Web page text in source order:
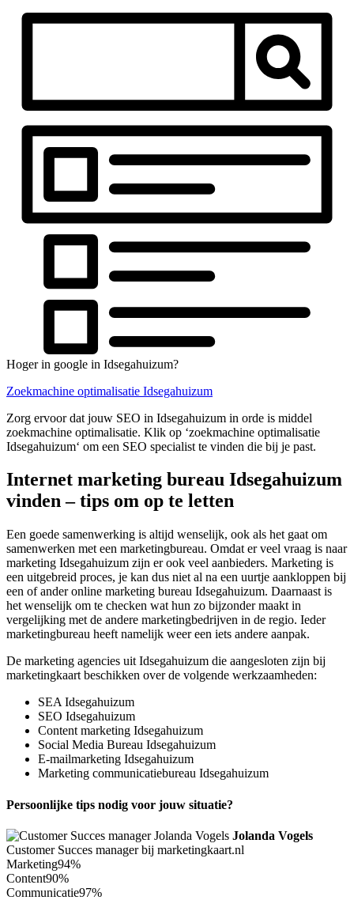
Hoger in google in Idsegahuizum?
Zoekmachine optimalisatie Idsegahuizum
Zorg ervoor dat jouw SEO in Idsegahuizum in orde is middel
zoekmachine optimalisatie. Klik op ‘zoekmachine optimalisatie
Idsegahuizum‘ om een SEO specialist te vinden die bij je past.
Internet marketing bureau Idsegahuizum
vinden – tips om op te letten
Een goede samenwerking is altijd wenselijk, ook als het gaat om
samenwerken met een marketingbureau. Omdat er veel vraag is naar
marketing Idsegahuizum zijn er ook veel aanbieders. Marketing is
een uitgebreid proces, je kan dus niet al na een uurtje aankloppen bij
een of ander online marketing bureau Idsegahuizum. Daarnaast is
het wenselijk om te checken wat hun zo bijzonder maakt in
vergelijking met de andere marketingbedrijven in de regio. Ieder
marketingbureau heeft namelijk weer een iets andere aanpak.
De marketing agencies uit Idsegahuizum die aangesloten zijn bij
marketingkaart beschikken over de volgende werkzaamheden:
SEA Idsegahuizum
SEO Idsegahuizum
Content marketing Idsegahuizum
Social Media Bureau Idsegahuizum
E-mailmarketing Idsegahuizum
Marketing communicatiebureau Idsegahuizum
Persoonlijke tips nodig voor jouw situatie?
Jolanda Vogels
Customer Succes manager bij marketingkaart.nl
Marketing94%
Content90%
Communicatie97%